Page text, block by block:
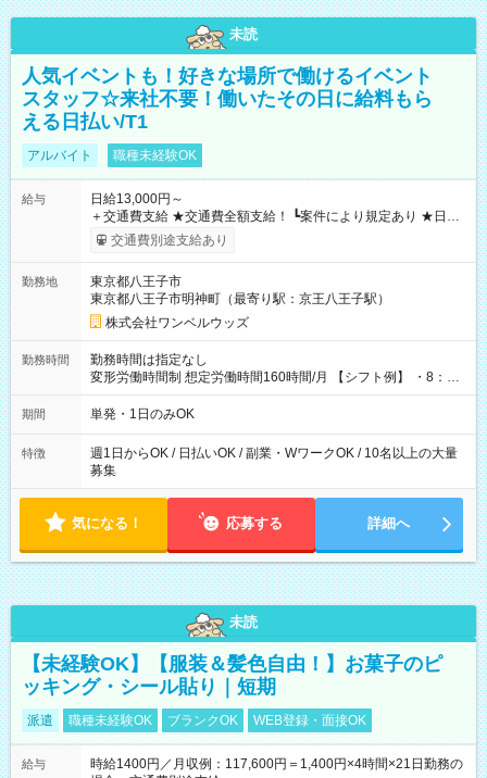
未読
人気イベントも！好きな場所で働けるイベント
スタッフ☆来社不要！働いたその日に給料もら
える日払い/T1
アルバイト 職種未経験OK
給与
日給13,000円～
＋交通費支給 ★交通費全額支給！ ┗案件により規定あり ★日払
いOK！（規定あり） ┗働いたその日に現金GET♪ お仕事後はコ
ンビニATMから 日払い分を引き落とせます！ 【試用期間】試
交通費別途支給あり
勤務地
東京都八王子市
東京都八王子市明神町（最寄り駅：京王八王子駅）
株式会社ワンベルウッズ
勤務時間
勤務時間は指定なし
変形労働時間制 想定労働時間160時間/月 【シフト例】 ・8：00
～21：00
期間 単発・1日のみOK
特徴
週1日からOK / 日払いOK / 副業・WワークOK / 10名以上の大量
募集
気になる！ 応募する 詳細へ
未読
【未経験OK】【服装＆髪色自由！】お菓子のピ
ッキング・シール貼り｜短期
派遣 職種未経験OK ブランクOK WEB登録・面接OK
給与
時給1400円／月収例：117,600円＝1,400円×4時間×21日勤務の